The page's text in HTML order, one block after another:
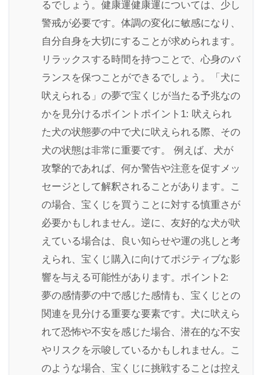
るでしょう。健康運健康運については、少し
警戒が必要です。体調の変化に敏感になり、
自分自身を大切にすることが求められます。
リラックスする時間を持つことで、心身のバ
ランスを保つことができるでしょう。「犬に
吠えられる」の夢で宝くじが当たる予兆なの
かを見分けるポイントポイント1: 吠えられ
た犬の状態夢の中で犬に吠えられる際、その
犬の状態は非常に重要です。 例えば、犬が
攻撃的であれば、何か警告や注意を促すメッ
セージとして解釈されることがあります。こ
の場合、宝くじを買うことに対する慎重さが
必要かもしれません。逆に、友好的な犬が吠
えている場合は、良い知らせや運の兆しと考
えられ、宝くじ購入に向けてポジティブな影
響を与える可能性があります。ポイント2:
夢の感情夢の中で感じた感情も、宝くじとの
関連を見分ける重要な要素です。犬に吠えら
れて恐怖や不安を感じた場合、潜在的な不安
やリスクを示唆しているかもしれません。こ
のような場合、宝くじに挑戦することは控え